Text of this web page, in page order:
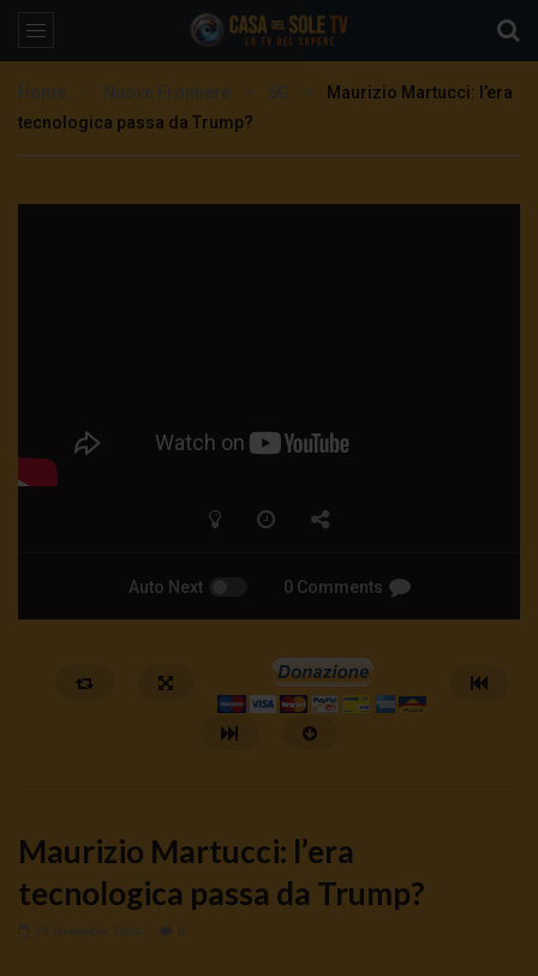
Maurizio Martucci: l’era
tecnologica passa da Trump?
Auto Next 0 Comments
Maurizio Martucci: l’era
tecnologica passa da Trump?